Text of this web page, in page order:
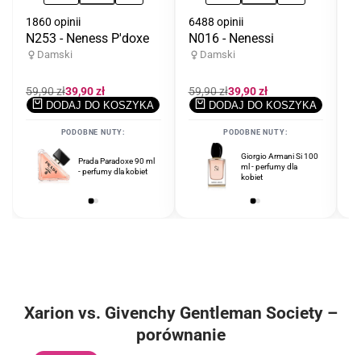
1860 opinii
N253 - Neness P'doxe
Damski
Cena
regularna
59,90 złCena
promocyjna
39,90 zł
DODAJ DO KOSZYKA
PODOBNE NUTY:
Prada Paradoxe 90 ml
- perfumy dla kobiet
Erba Pura Sospiro
Perfumes 100 ml
unisex - perfumy
unisex
6488 opinii
N016 - Nenessi
Damski
Cena
regularna
59,90 złCena
promocyjna
39,90 zł
DODAJ DO KOSZYKA
PODOBNE NUTY:
Giorgio Armani Si 100
ml - perfumy dla
kobiet
Xarion vs. Givenchy Gentleman Society –
porównanie